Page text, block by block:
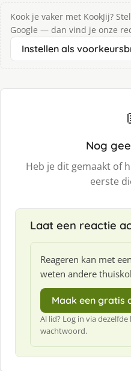
Kook je vaker met KookJij?
Google — dan vind je onze
Instellen als
Nog
Heb je dit gemaakt of
eerste
Laat een reactie
Reageren kan met
weten andere
Maak een gratis
Al lid? Log in via
wachtwoord.